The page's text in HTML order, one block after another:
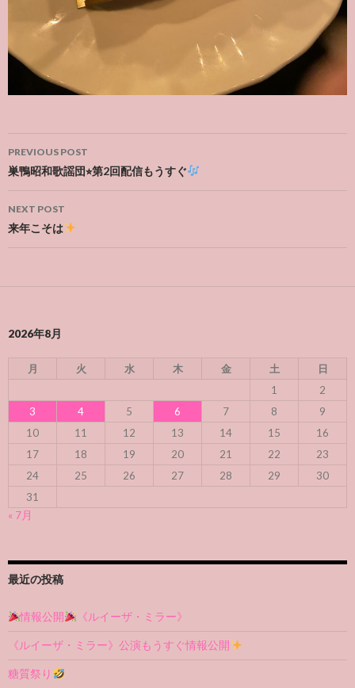
Post
navigation
PREVIOUS POST
巣鴨昭和歌謡団⭐︎第2回配信もうすぐ
NEXT POST
来年こそは
2026年8月
月 火 水 木 金 土
日
1
2
3
4 5 6 7 8
9
10
11 12 13 14 15
16
17
18 19 20 21 22
23
24
25 26 27 28 29
30
31
« 7月
最近の投稿
情報公開 《ルイーザ・ミラー》
《ルイーザ・ミラー》公演もうすぐ情報公開
糖質祭り